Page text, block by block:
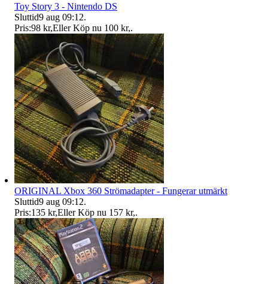
Toy Story 3 - Nintendo DS
Sluttid9 aug 09:12.
Pris:98 kr,Eller Köp nu 100 kr,.
ORIGINAL Xbox 360 Strömadapter - Fungerar utmärkt
Sluttid9 aug 09:12.
Pris:135 kr,Eller Köp nu 157 kr,.